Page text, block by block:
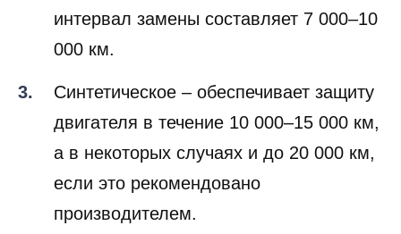
интервал замены составляет 7 000–10
000 км.
Синтетическое – обеспечивает защиту
двигателя в течение 10 000–15 000 км,
а в некоторых случаях и до 20 000 км,
если это рекомендовано
производителем.